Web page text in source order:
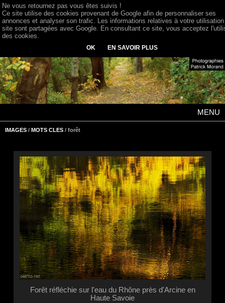
MENU
IMAGES / MOTS CLES / forêt
Forêt réfléchie sur l'eau du Rhône près d'Arcine en
Haute Savoie
Ne vous retournez pas vous êtes suivis !
Ce site utilise des cookies provenant de Google afin de personnaliser ses
annonces et analyser son trafic. Les informations relatives à votre
site sont partagées avec Google. En consultant ce site, vous acceptez
des cookies.
OK EN SAVOIR PLUS